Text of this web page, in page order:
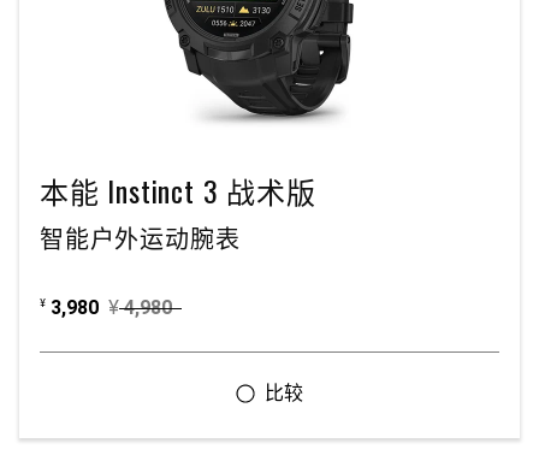
本能 Instinct 3 战术版
智能户外运动腕表
¥ 3,980 ¥ 4,980